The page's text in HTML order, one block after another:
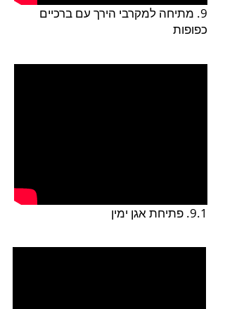
9. מתיחה למקרבי הירך עם ברכיים
כפופות
9.1. פתיחת אגן ימין